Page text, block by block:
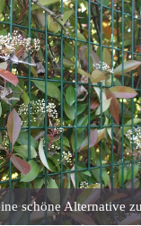
schöne Alternative